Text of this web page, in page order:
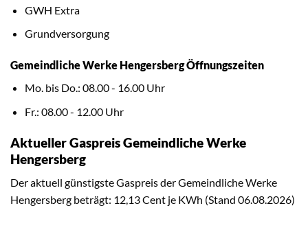
GWH Extra
Grundversorgung
Gemeindliche Werke Hengersberg Öffnungszeiten
Mo. bis Do.: 08.00 - 16.00 Uhr
Fr.: 08.00 - 12.00 Uhr
Aktueller Gaspreis Gemeindliche Werke
Hengersberg
Der aktuell günstigste Gaspreis der Gemeindliche Werke
Hengersberg beträgt: 12,13 Cent je KWh (Stand 06.08.2026)